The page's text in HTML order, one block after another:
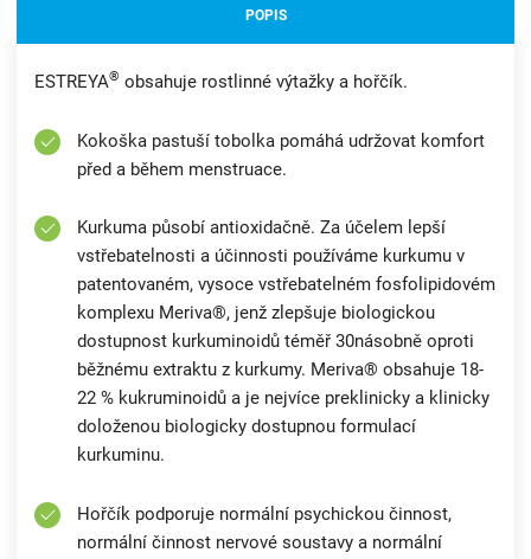
POPIS
ESTREYA® obsahuje rostlinné výtažky a hořčík.
Kokoška pastuší tobolka pomáhá udržovat komfort
před a během menstruace.
Kurkuma působí antioxidačně. Za účelem lepší
vstřebatelnosti a účinnosti používáme kurkumu v
patentovaném, vysoce vstřebatelném fosfolipidovém
komplexu Meriva®, jenž zlepšuje biologickou
dostupnost kurkuminoidů téměř 30násobně oproti
běžnému extraktu z kurkumy. Meriva® obsahuje 18-
22 % kukruminoidů a je nejvíce preklinicky a klinicky
doloženou biologicky dostupnou formulací
kurkuminu.
Hořčík podporuje normální psychickou činnost,
normální činnost nervové soustavy a normální